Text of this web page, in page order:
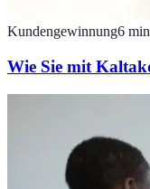
Kundengewinnung6 min
Wie Sie mit